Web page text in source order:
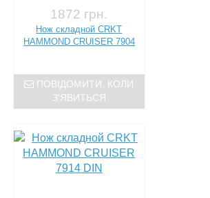
1872 грн.
Нож складной CRKT
HAMMOND CRUISER 7904
ПОВІДОМИТИ, КОЛИ
З'ЯВИТЬСЯ